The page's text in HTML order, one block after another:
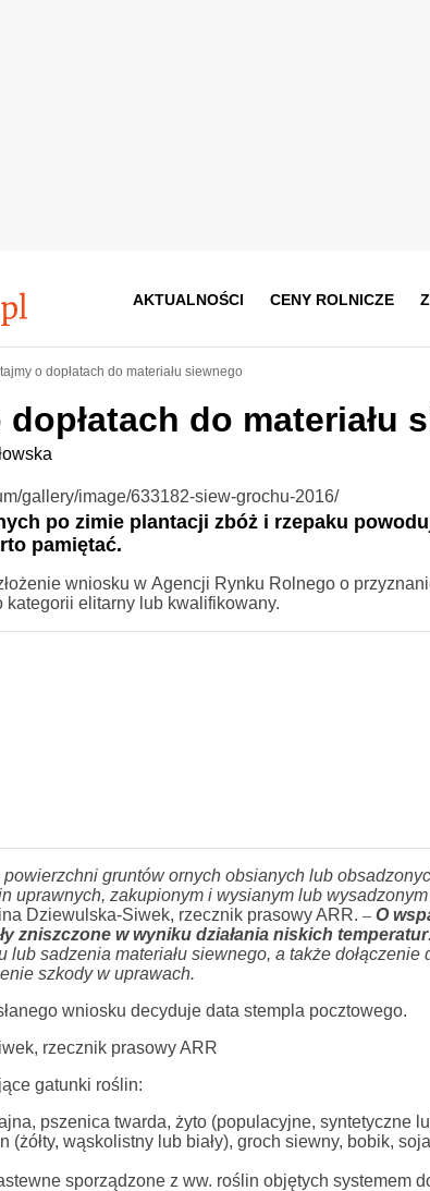
AKTUALNOŚCI CENY ROLNICZE
o dopłatach do materiału siewnego
do materiału
gallery/image/633182-siew-grochu-2016/
po zimie plantacji zbóż i rzepaku
pamiętać.
wniosku w Agencji Rynku Rolnego o
kategorii elitarny lub kwalifikowany.
gruntów ornych obsianych lub
uprawnych, zakupionym i wysianym lub
Dziewulska-Siwek, rzecznik prasowy ARR. – O
zniszczone w wyniku działania niskich temperatur
sadzenia materiału siewnego, a także
szkody w uprawach.
wniosku decyduje data stempla pocztowego.
rzecznik prasowy ARR
gatunki roślin:
pszenica twarda, żyto (populacyjne, syntetyczne
(żółty, wąskolistny lub biały), groch siewny, bobik,
sporządzone z ww. roślin objętych systemem